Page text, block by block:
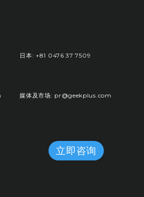
日本: +81 0476 37 7509
媒体及市场: pr@geekplus.com
立即咨询